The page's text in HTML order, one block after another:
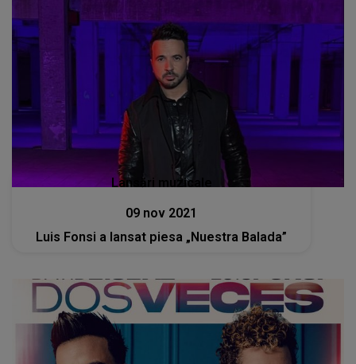
Lansări muzicale
09 nov 2021
Luis Fonsi a lansat piesa „Nuestra Balada”